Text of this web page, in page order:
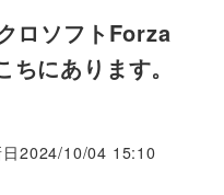
ロソフトForza
にあります。
日2024/10/04 15:10